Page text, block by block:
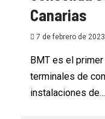
Canarias
7 de febrero de 2023
BMT es el
terminales de
instalaciones de...